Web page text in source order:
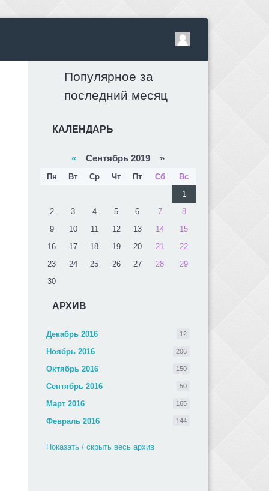
Популярное за
последний месяц
КАЛЕНДАРЬ
« Сентябрь 2019 »
Пн Вт Ср Чт Пт Сб
Вс
1
2
3 4 5 6 7
8
9
10 11 12 13 14
15
16
17 18 19 20 21
22
23
24 25 26 27 28
29
30
АРХИВ
Декабрь 2016 12
Ноябрь 2016 206
Октябрь 2016 150
Сентябрь 2016 50
Март 2016 165
Февраль 2016 144
Показать / скрыть весь архив